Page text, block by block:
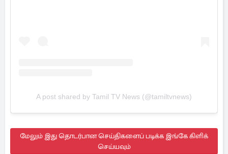
A post shared by Tamil TV News (@tamiltvnews)
மேலும் இது தொடர்பான செய்திகளைப் படிக்க இங்கே கிளிக்
செய்யவும்